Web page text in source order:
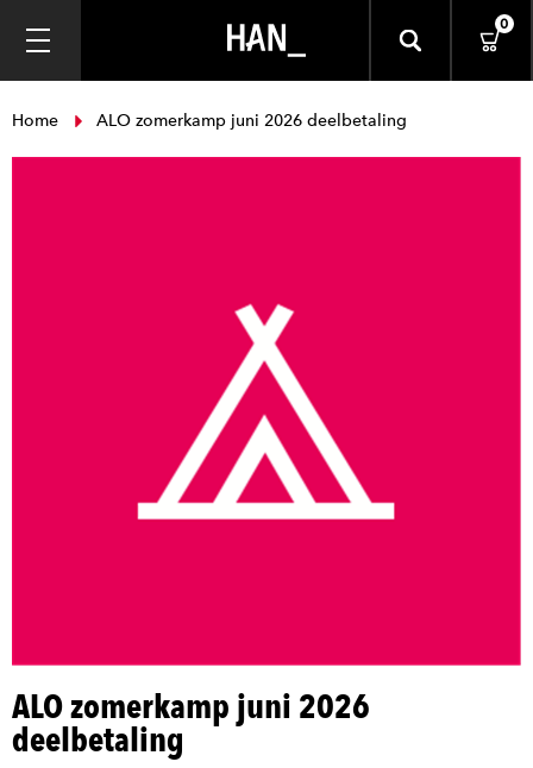
0
Home ALO zomerkamp juni 2026 deelbetaling
ALO zomerkamp juni 2026
deelbetaling